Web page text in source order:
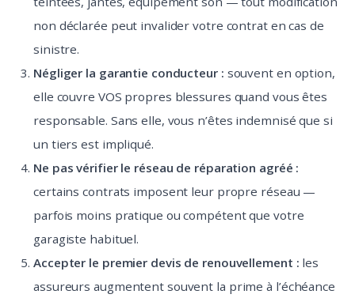
non déclarée peut invalider votre contrat en cas de
sinistre.
Négliger la garantie conducteur : souvent en option,
elle couvre VOS propres blessures quand vous êtes
responsable. Sans elle, vous n’êtes indemnisé que si
un tiers est impliqué.
Ne pas vérifier le réseau de réparation agréé :
certains contrats imposent leur propre réseau —
parfois moins pratique ou compétent que votre
garagiste habituel.
Accepter le premier devis de renouvellement : les
assureurs augmentent souvent la prime à l’échéance